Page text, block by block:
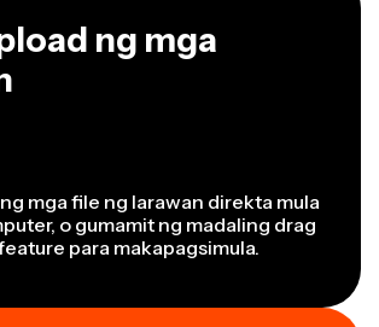
ng mga
mga file ng larawan direkta mula
o gumamit ng madaling drag
para makapagsimula.